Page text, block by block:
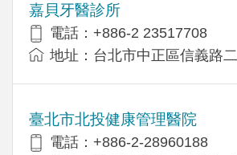
嘉貝牙醫診所
電話：+886-2 23517708
地址：台北市中正區信義路
臺北市北投健康管理醫院
電話：+886-2-28960188